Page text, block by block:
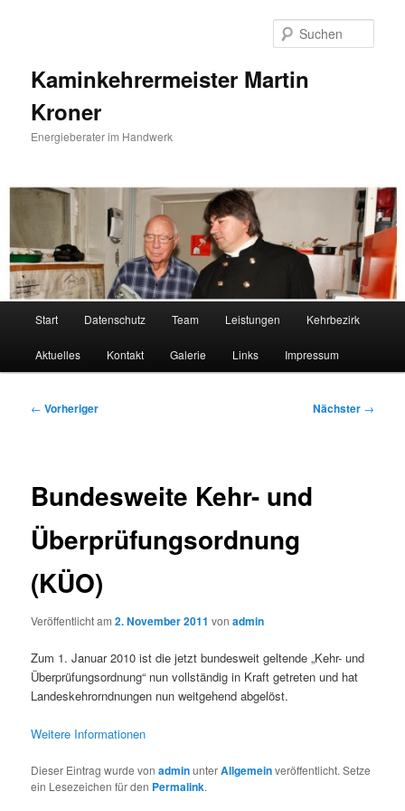
Kaminkehrermeister Martin
Kroner
Energieberater im Handwerk
Start Datenschutz Team Leistungen Kehrbezirk
Aktuelles Kontakt Galerie Links Impressum
Beitragsnavigation
← Vorheriger Nächster →
Bundesweite Kehr- und
Überprüfungsordnung
(KÜO)
Veröffentlicht am2. November 2011 vonadmin
Zum 1. Januar 2010 ist die jetzt bundesweit geltende „Kehr- und
Überprüfungsordnung“ nun vollständig in Kraft getreten und hat
Landeskehrorndnungen nun weitgehend abgelöst.
Weitere Informationen
Dieser Eintrag wurde vonadminunterAllgemeinveröffentlicht. Setze
ein Lesezeichen für den Permalink.